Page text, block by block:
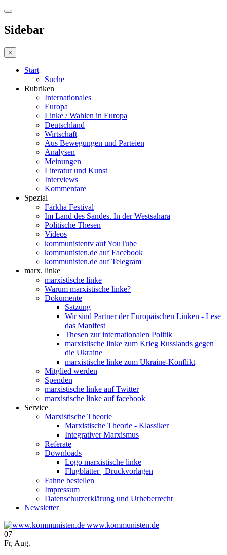
Sidebar
×
Start
Suche
Rubriken
Internationales
Europa
Linke / Wahlen in Europa
Deutschland
Wirtschaft
Aus Bewegungen und Parteien
Analysen
Meinungen
Literatur und Kunst
Interviews
Kommentare
Spezial
Farkha Festival
Im Land des Sandes. In der Westsahara
Politische Thesen
Videos
kommunistentv auf YouTube
kommunisten.de auf Facebook
kommunisten.de auf Telegram
marx. linke
marxistische linke
Warum marxistische linke?
Dokumente
Satzung
Wir sind Partner der Europäischen Linken - Lese
das Manifest
Thesen zur internationalen Politik
marxistische linke zum Krieg Russlands gegen
die Ukraine
marxistische linke zum Ukraine-Konflikt
Mitglied werden
Spenden
marxistische linke auf Twitter
marxistische linke auf facebook
Service
Marxistische Theorie
Marxistische Theorie - Klassiker
Integrativer Marxismus
Referate
Downloads
Logo marxistische linke
Flugblätter | Druckvorlagen
Fahne bestellen
Impressum
Datenschutzerklärung und Urheberrecht
Newsletter
www.kommunisten.de
07
Fr, Aug.